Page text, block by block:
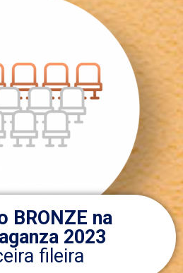
BRONZE na
2023
fileira